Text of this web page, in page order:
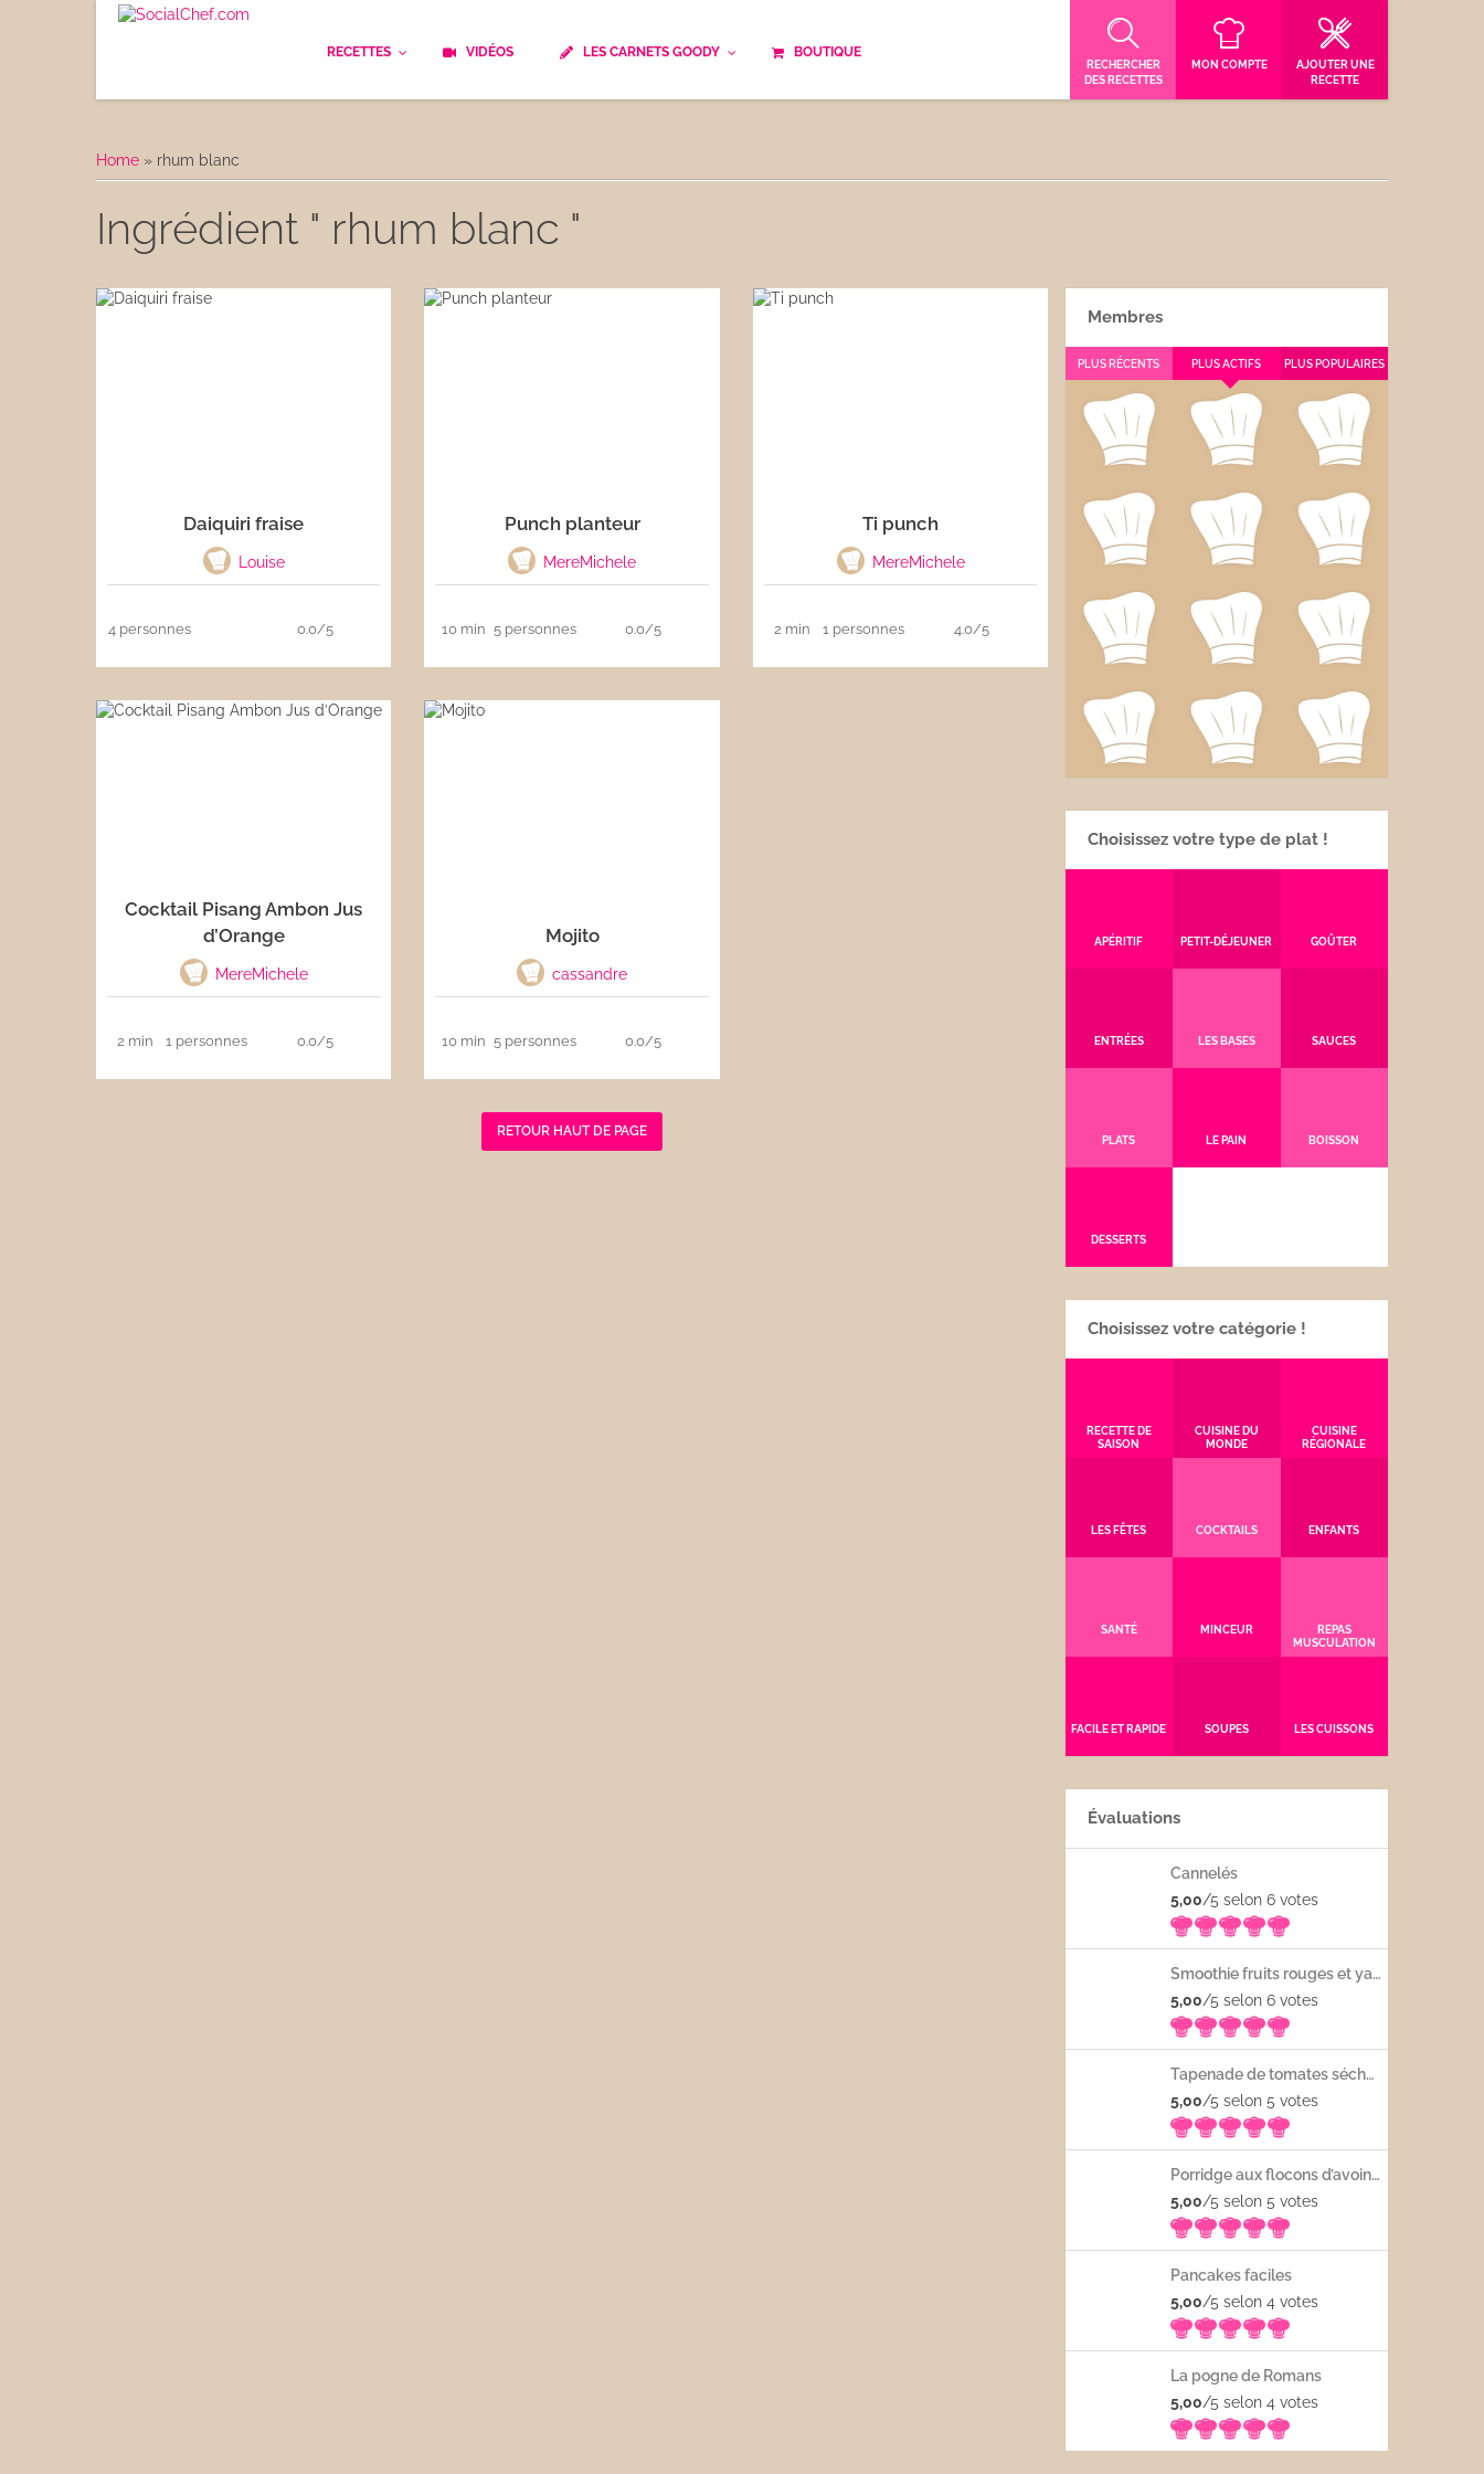
RECETTES
Le Pain
Apéritifs
Déjeuner
Boissons
Cuisine française traditionnelle
Enfants Robots multifonctions
VIDÉOS LES CARNETS GOODY
Spécialité culinaire
BOUTIQUE
RECHERCHER
DES RECETTES
MON COMPTE
AJOUTER UNE
RECETTE
Home » rhum blanc
Ingrédient " rhum blanc "
Daiquiri fraise
Louise
4 personnes 0.0/5
Punch planteur
MereMichele
10 min 5 personnes 0.0/5
Ti punch
MereMichele
2 min 1 personnes 4.0/5
Cocktail Pisang Ambon Jus
d’Orange
MereMichele
2 min 1 personnes 0.0/5
Mojito
cassandre
10 min 5 personnes 0.0/5
RETOUR HAUT DE PAGE
Membres
PLUS RÉCENTS PLUS ACTIFS PLUS POPULAIRES
Choisissez votre type de plat !
APÉRITIF PETIT-DÉJEUNER GOÛTER
ENTRÉES LES BASES SAUCES
PLATS LE PAIN BOISSON
DESSERTS
Choisissez votre catégorie !
RECETTE DE
SAISON
CUISINE DU
MONDE
CUISINE
RÉGIONALE
LES FÊTES COCKTAILS ENFANTS
SANTÉ MINCEUR
REPAS
MUSCULATION
FACILE ET RAPIDE SOUPES LES CUISSONS
Évaluations
Cannelés
5,00/5 selon 6 votes
Smoothie fruits rouges et yaourt
5,00/5 selon 6 votes
Tapenade de tomates séchées
5,00/5 selon 5 votes
Porridge aux flocons d’avoine avec les fruits frais
5,00/5 selon 5 votes
Pancakes faciles
5,00/5 selon 4 votes
La pogne de Romans
5,00/5 selon 4 votes